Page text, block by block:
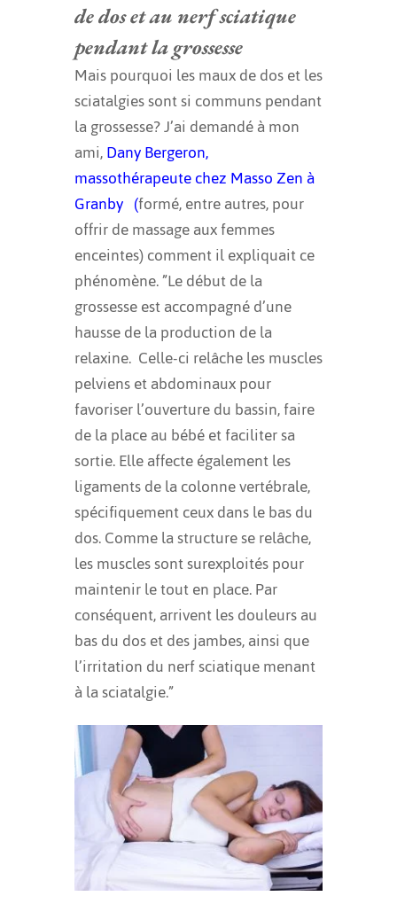
de dos et au nerf sciatique
pendant la grossesse
Mais pourquoi les maux de dos et les
sciatalgies sont si communs pendant
la grossesse? J’ai demandé à mon
ami,Dany Bergeron,
massothérapeute chez Masso Zen à
Granby (formé, entre autres, pour
offrir de massage aux femmes
enceintes) comment il expliquait ce
phénomène. ”Le début de la
grossesse est accompagné d’une
hausse de la production de la
relaxine. Celle-ci relâche les muscles
pelviens et abdominaux pour
favoriser l’ouverture du bassin, faire
de la place au bébé et faciliter sa
sortie. Elle affecte également les
ligaments de la colonne vertébrale,
spécifiquement ceux dans le bas du
dos. Comme la structure se relâche,
les muscles sont surexploités pour
maintenir le tout en place. Par
conséquent, arrivent les douleurs au
bas du dos et des jambes, ainsi que
l’irritation du nerf sciatique menant
à la sciatalgie.”